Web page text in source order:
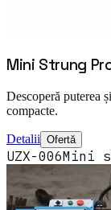
Mini Strung
Descoperă puterea
compacte.
Detalii Ofertă
UZX-006Mini